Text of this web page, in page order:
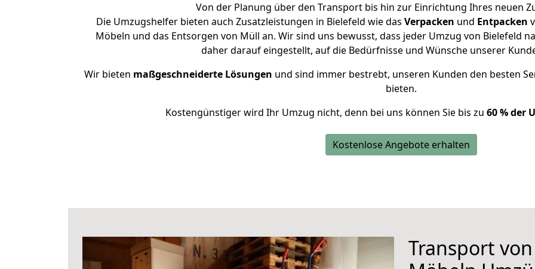
Von der Planung über den Transport bis hin zur Einrichtung Ihres neuen
Die Umzugshelfer bieten auch Zusatzleistungen in Bielefeld wie das Verpacken und Entpacken
Möbeln und das Entsorgen von Müll an. Wir sind uns bewusst, dass jeder Umzug von Bielefeld
daher darauf eingestellt, auf die Bedürfnisse und Wünsche unserer
Wir bieten maßgeschneiderte Lösungen und sind immer bestrebt, unseren Kunden den besten
bieten.
Kostengünstiger wird Ihr Umzug nicht, denn bei uns können Sie bis zu 60 % der
Kostenlose Angebote erhalten
Transport